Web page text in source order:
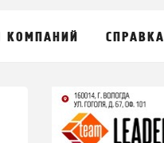
КОМПАНИЙ СПРАВКА